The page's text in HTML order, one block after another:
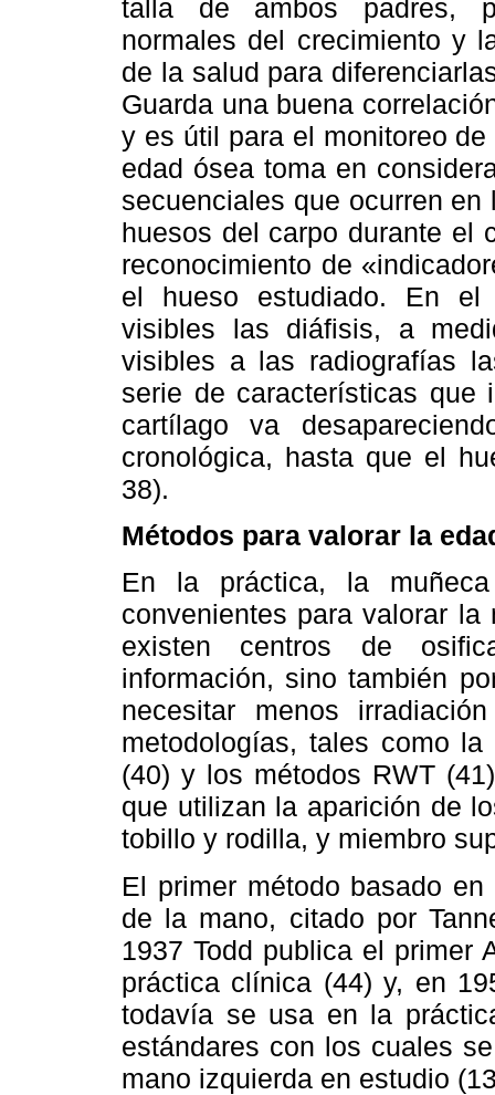
talla de ambos padres,
normales del crecimiento y
de la salud para
Guarda una buena
y es útil para el monitoreo
edad ósea toma en
secuenciales que ocurren
huesos del carpo durante el
reconocimiento de
el hueso estudiado. En el
visibles las diáfisis, a
visibles a las radiografías
serie de características que
cartílago va
cronológica, hasta que el
38).
Métodos para valorar la
En la práctica, la
convenientes para valorar
existen centros de
información, sino también
necesitar menos
metodologías, tales como
(40) y los métodos RWT
que utilizan la aparición de
tobillo y rodilla, y miembro
El primer método basado
de la mano, citado por
1937 Todd publica el primer
práctica clínica (44) y, en
todavía se usa en la
estándares con los cuales
mano izquierda en estudio